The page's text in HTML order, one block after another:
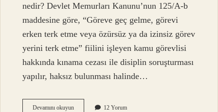
nedir? Devlet Memurları Kanunu’nun 125/A-b
maddesine göre, “Göreve geç gelme, görevi
erken terk etme veya özürsüz ya da izinsiz görev
yerini terk etme” fiilini işleyen kamu görevlisi
hakkında kınama cezası ile disiplin soruşturması
yapılır, haksız bulunması halinde…
Devamını okuyunGörev
12 Yorum